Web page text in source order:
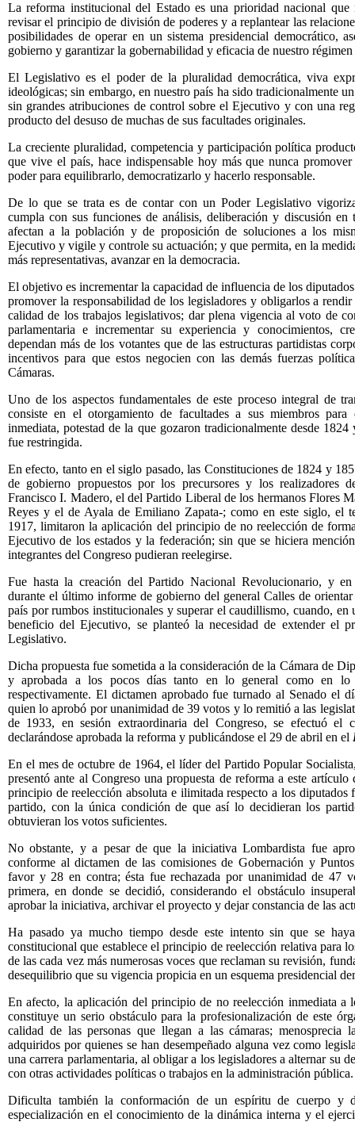
La reforma institucional del Estado es una prioridad nacional que
revisar el principio de división de poderes y a replantear las
posibilidades de operar en un sistema presidencial democrático,
gobierno y garantizar la gobernabilidad y eficacia de nuestro
El Legislativo es el poder de la pluralidad democrática, viva
ideológicas; sin embargo, en nuestro país ha sido tradicionalmente
sin grandes atribuciones de control sobre el Ejecutivo y con una
producto del desuso de muchas de sus facultades originales.
La creciente pluralidad, competencia y participación política
que vive el país, hace indispensable hoy más que nunca
poder para equilibrarlo, democratizarlo y hacerlo responsable.
De lo que se trata es de contar con un Poder Legislativo
cumpla con sus funciones de análisis, deliberación y discusión en
afectan a la población y de proposición de soluciones a los
Ejecutivo y vigile y controle su actuación; y que permita, en la
más representativas, avanzar en la democracia.
El objetivo es incrementar la capacidad de influencia de los
promover la responsabilidad de los legisladores y obligarlos a rendir
calidad de los trabajos legislativos; dar plena vigencia al voto de
parlamentaria e incrementar su experiencia y conocimientos,
dependan más de los votantes que de las estructuras partidistas
incentivos para que estos negocien con las demás fuerzas
Cámaras.
Uno de los aspectos fundamentales de este proceso integral de
consiste en el otorgamiento de facultades a sus miembros para
inmediata, potestad de la que gozaron tradicionalmente desde
fue restringida.
En efecto, tanto en el siglo pasado, las Constituciones de 1824 y
de gobierno propuestos por los precursores y los realizadores
Francisco I. Madero, el del Partido Liberal de los hermanos Flores
Reyes y el de Ayala de Emiliano Zapata-; como en este siglo, el
1917, limitaron la aplicación del principio de no reelección de
Ejecutivo de los estados y la federación; sin que se hiciera
integrantes del Congreso pudieran reelegirse.
Fue hasta la creación del Partido Nacional Revolucionario, y en
durante el último informe de gobierno del general Calles de
país por rumbos institucionales y superar el caudillismo, cuando, en
beneficio del Ejecutivo, se planteó la necesidad de extender el
Legislativo.
Dicha propuesta fue sometida a la consideración de la Cámara de
y aprobada a los pocos días tanto en lo general como en
respectivamente. El dictamen aprobado fue turnado al Senado el
quien lo aprobó por unanimidad de 39 votos y lo remitió a las
de 1933, en sesión extraordinaria del Congreso, se efectuó el
declarándose aprobada la reforma y publicándose el 29 de abril en el
En el mes de octubre de 1964, el líder del Partido Popular
presentó ante al Congreso una propuesta de reforma a este
principio de reelección absoluta e ilimitada respecto a los diputados
partido, con la única condición de que así lo decidieran los
obtuvieran los votos suficientes.
No obstante, y a pesar de que la iniciativa Lombardista fue
conforme al dictamen de las comisiones de Gobernación y
favor y 28 en contra; ésta fue rechazada por unanimidad de 47
primera, en donde se decidió, considerando el obstáculo
aprobar la iniciativa, archivar el proyecto y dejar constancia de las
Ha pasado ya mucho tiempo desde este intento sin que se
constitucional que establece el principio de reelección relativa para
de las cada vez más numerosas voces que reclaman su revisión,
desequilibrio que su vigencia propicia en un esquema presidencial
En afecto, la aplicación del principio de no reelección inmediata a
constituye un serio obstáculo para la profesionalización de este
calidad de las personas que llegan a las cámaras; menosprecia
adquiridos por quienes se han desempeñado alguna vez como
una carrera parlamentaria, al obligar a los legisladores a alternar su
con otras actividades políticas o trabajos en la administración pública.
Dificulta también la conformación de un espíritu de cuerpo y
especialización en el conocimiento de la dinámica interna y el